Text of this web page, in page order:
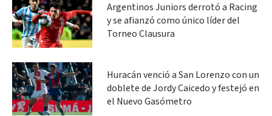
Argentinos Juniors derrotó a Racing
y se afianzó como único líder del
Torneo Clausura
Huracán venció a San Lorenzo con un
doblete de Jordy Caicedo y festejó en
el Nuevo Gasómetro